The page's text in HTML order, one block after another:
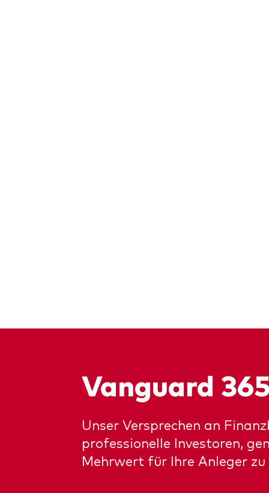
Vanguard 365
Unser Versprechen an
professionelle Investoren,
Mehrwert für Ihre Anleger